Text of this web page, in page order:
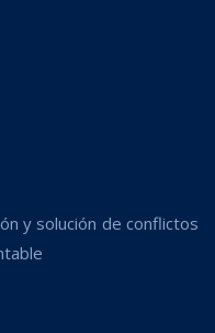
y solución de conflictos